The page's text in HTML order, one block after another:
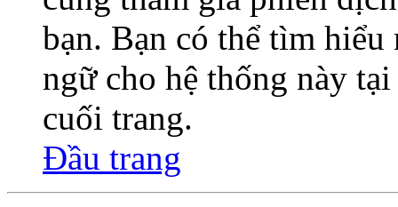
bạn. Bạn có thể tìm
ngữ cho hệ thống này
cuối trang.
Đầu trang